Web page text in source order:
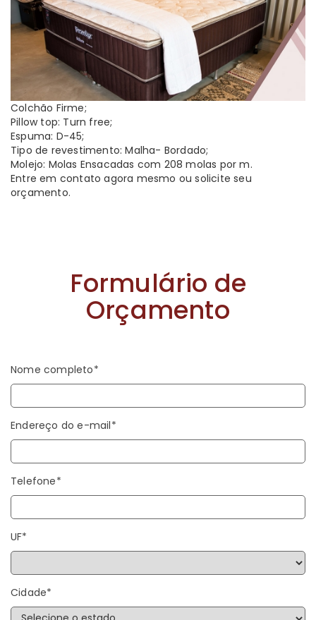
Colchão Firme;
Pillow top: Turn free;
Espuma: D-45;
Tipo de revestimento: Malha- Bordado;
Molejo: Molas Ensacadas com 208 molas por m.
Entre em contato agora mesmo ou solicite seu
orçamento.
Formulário de
Orçamento
Nome completo*
Endereço do e-mail*
Telefone*
UF*
Cidade*